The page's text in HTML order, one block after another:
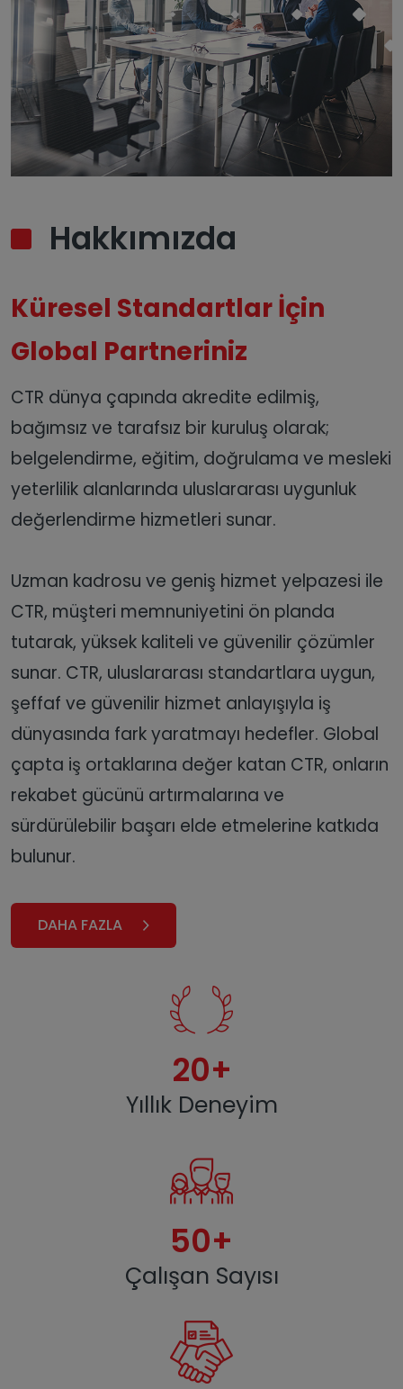
Hakkımızda
Küresel Standartlar İçin
Global Partneriniz
CTR dünya çapında akredite edilmiş,
bağımsız ve tarafsız bir kuruluş olarak;
belgelendirme, eğitim, doğrulama ve mesleki
yeterlilik alanlarında uluslararası uygunluk
değerlendirme hizmetleri sunar.
Uzman kadrosu ve geniş hizmet yelpazesi ile
CTR, müşteri memnuniyetini ön planda
tutarak, yüksek kaliteli ve güvenilir çözümler
sunar. CTR, uluslararası standartlara uygun,
şeffaf ve güvenilir hizmet anlayışıyla iş
dünyasında fark yaratmayı hedefler. Global
çapta iş ortaklarına değer katan CTR, onların
rekabet gücünü artırmalarına ve
sürdürülebilir başarı elde etmelerine katkıda
bulunur.
DAHA FAZLA
20+
Yıllık Deneyim
50+
Çalışan Sayısı